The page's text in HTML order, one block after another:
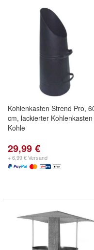
Kohlenkasten Strend Pro,
cm, lackierter
Kohle
29,99 €
+ 6,99 € Versand